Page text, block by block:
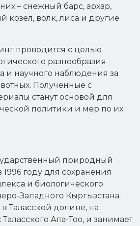
– снежный барс, архар,
козёл, волк, лиса и другие
проводится с целью
разнообразия
и научного наблюдения за
Полученные с
станут основой для
политики и мер по их
природный
году для сохранения
и биологического
Западного Кыргызстана.
Таласской долине, на
Ала-Тоо, и занимает